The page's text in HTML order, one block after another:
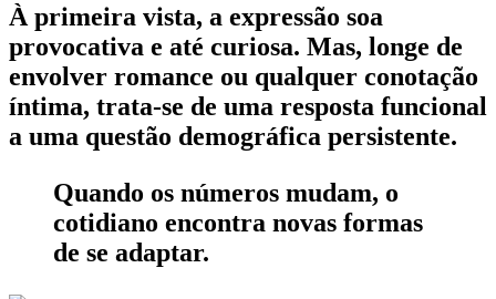
À primeira vista, a expressão soa
provocativa e até curiosa. Mas, longe de
envolver romance ou qualquer conotação
íntima, trata-se de uma resposta funcional
a uma questão demográfica persistente.
Quando os números mudam, o
cotidiano encontra novas formas
de se adaptar.